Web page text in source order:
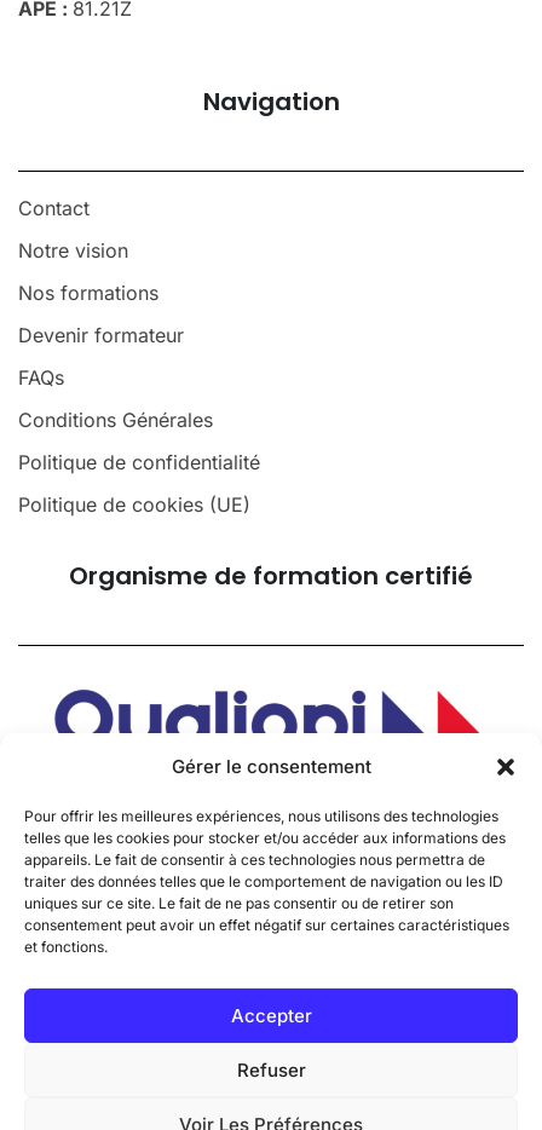
Gérer le consentement
Pour offrir les meilleures expériences, nous utilisons des technologies
telles que les cookies pour stocker et/ou accéder aux informations des
appareils. Le fait de consentir à ces technologies nous permettra de
traiter des données telles que le comportement de navigation ou les ID
uniques sur ce site. Le fait de ne pas consentir ou de retirer son
consentement peut avoir un effet négatif sur certaines caractéristiques
et fonctions.
Accepter
Refuser
Voir Les Préférences
APE : 81.21Z
Navigation
Contact
Notre vision
Nos formations
Devenir formateur
FAQs
Conditions Générales
Politique de confidentialité
Politique de cookies (UE)
Organisme de formation certifié
J’apprends une langue